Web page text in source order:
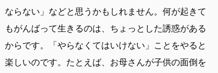
ならない」などと思うかもしれません。何が起きて
もがんばって生きるのは、ちょっとした誘惑がある
からです。「やらなくてはいけない」ことをやると
楽しいのです。たとえば、お母さんが子供の面倒を